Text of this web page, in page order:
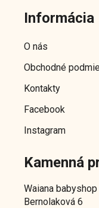
Informácia
O nás
Obchodné
Kontakty
Facebook
Instagram
Kamenná
Waiana babyshop
Bernolaková 6